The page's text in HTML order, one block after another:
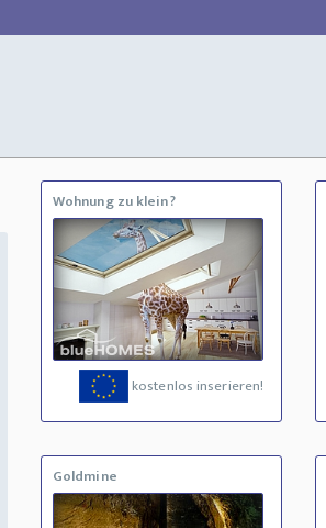
Wohnung zu klein?
kostenlos inserieren!
Goldmine